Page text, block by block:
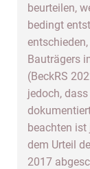
beurteilen,
bedingt
Bauträgers
(BeckRS
jedoch,
beachten ist
dem Urteil
2017